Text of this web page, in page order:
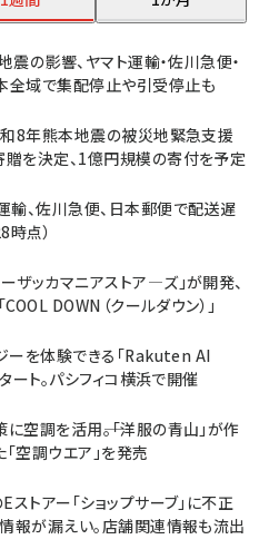
の影響、ヤマト運輸・佐川急便・
全域で集配停止や引受停止も
和8年熊本地震の被災地緊急支援
を決定、1億円規模の寄付を予定
輸、佐川急便、日本郵便で配送遅
点）
ザッカマニアストア―ズ」が開発、
DOWN（クールダウン）」
ーを体験できる「Rakuten AI
ト。パシフィコ横浜で開催
空調を活用――。「洋服の青山」が作
空調ウエア」を発売
ストアー「ショップサーブ」に不正
報が漏えい。店舗関連情報も流出